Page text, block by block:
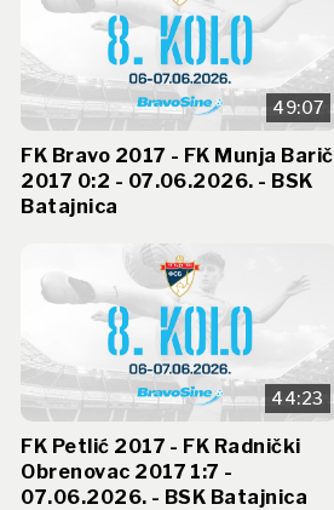
49:07
FK Bravo 2017 - FK Munja Barič
2017 0:2 - 07.06.2026. - BSK
Batajnica
44:23
FK Petlić 2017 - FK Radnički
Obrenovac 2017 1:7 -
07.06.2026. - BSK Batajnica